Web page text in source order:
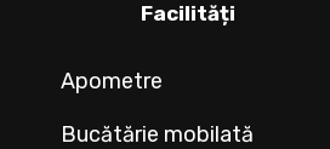
Facilități
Apometre
Bucătărie mobilată